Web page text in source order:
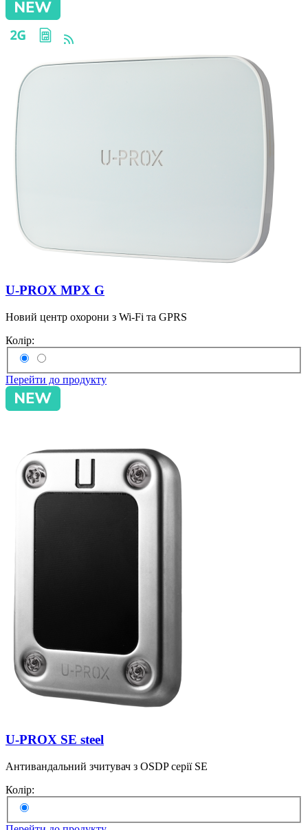
U-PROX MPX G
Новий центр охорони з Wi-Fi та GPRS
Колір:
Перейти до продукту
U-PROX SE steel
Антивандальний зчитувач з OSDP серії SE
Колір: